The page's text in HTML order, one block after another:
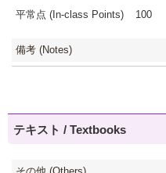
平常点 (In-class Points) 100
備考 (Notes)
テキスト / Textbooks